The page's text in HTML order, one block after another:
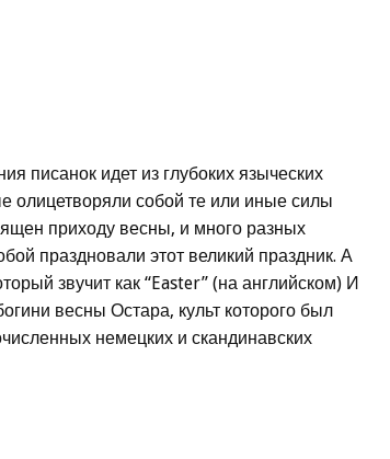
писанок идет из глубоких языческих
олицетворяли собой те или иные силы
приходу весны, и много разных
праздновали этот великий праздник. А
звучит как “Easter” (на английском) И
весны Остара, культ которого был
немецких и скандинавских